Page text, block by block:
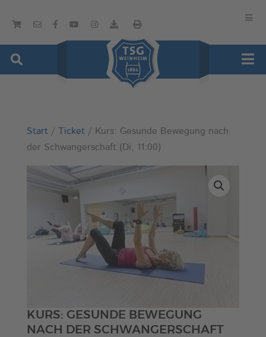
Start / Ticket / Kurs: Gesunde Bewegung nach
der Schwangerschaft (Di, 11:00)
KURS: GESUNDE BEWEGUNG
NACH DER SCHWANGERSCHAFT